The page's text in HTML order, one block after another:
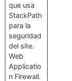
que usa
StackPath
para la
seguridad
del site.
Web
Applicatio
n Firewall.